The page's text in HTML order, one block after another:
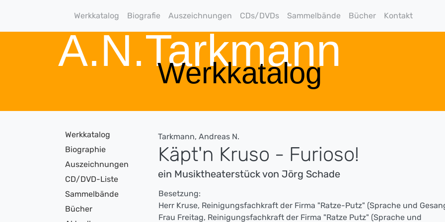
Werkkatalog Biografie Auszeichnungen CDs/DVDs Sammelbände Bücher Kontakt
A.N.Tarkmann
Werkkatalog
Werkkatalog
Biographie
Auszeichnungen
CD/DVD-Liste
Sammelbände
Bücher
Tarkmann, Andreas N.
Käpt'n Kruso - Furioso!
ein Musiktheaterstück von Jörg Schade
Besetzung:
Herr Kruse, Reinigungsfachkraft der Firma "Ratze-Putz" (Sprache und
Frau Freitag, Reinigungsfachkraft der Firma "Ratze Putz" (Sprache und